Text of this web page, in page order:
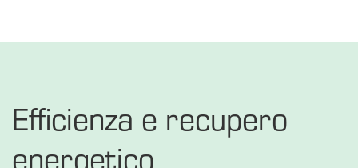
Efficienza e recupero
energetico